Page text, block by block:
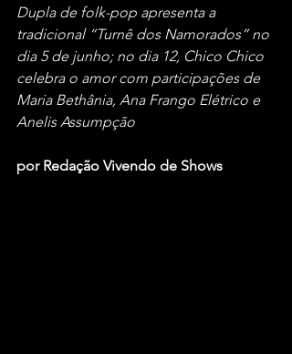
Dupla de folk-pop apresenta a
tradicional “Turnê dos Namorados” no
dia 5 de junho; no dia 12, Chico Chico
celebra o amor com participações de
Maria Bethânia, Ana Frango Elétrico e
Anelis Assumpção
por Redação Vivendo de Shows